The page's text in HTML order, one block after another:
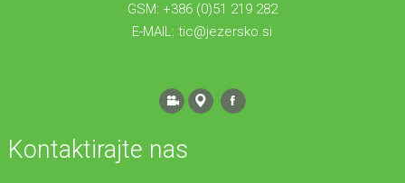
GSM: +386 (0)51 219 282
E-MAIL:tic@jezersko.si
Kontaktirajte nas